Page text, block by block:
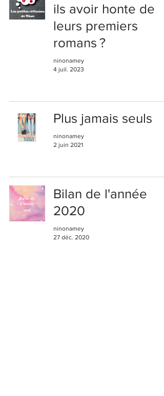
ils avoir honte de
leurs premiers
romans ?
ninonamey
4 juil. 2023
Plus jamais seuls
ninonamey
2 juin 2021
Bilan de l'année
2020
ninonamey
27 déc. 2020